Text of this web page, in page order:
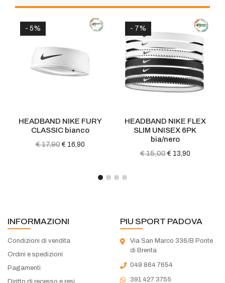
- 5%
HEADBAND NIKE FURY
CLASSIC bianco
€ 17,90 € 16,90
- 7%
HEADBAND NIKE FLEX
SLIM UNISEX 6PK
bia/nero
€ 15,00 € 13,90
INFORMAZIONI
Condizioni di vendita
Ordini e spedizioni
Pagamenti
Diritto di recesso e resi
PIU SPORT PADOVA
Via San Marco 336/B Ponte
di Brenta
049 864 7654
391 427 3755